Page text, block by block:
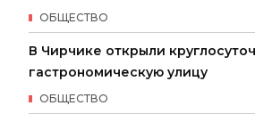
ОБЩЕСТВО
В Чирчике открыли
гастрономическую улицу
ОБЩЕСТВО